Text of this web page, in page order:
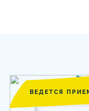
ВЕДЕТСЯ